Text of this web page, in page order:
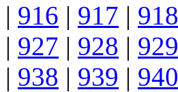
| 916 | 917 | 918
| 927 | 928 | 929
| 938 | 939 | 940